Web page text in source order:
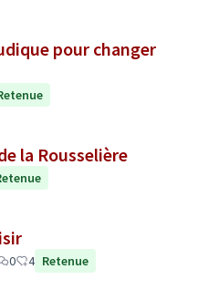
pour changer
la Rousselière
0 4 Retenue